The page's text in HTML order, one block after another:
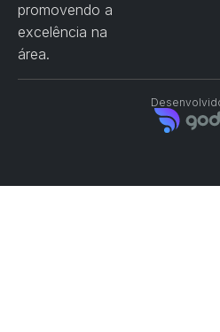
promovendo a
excelência na
área.